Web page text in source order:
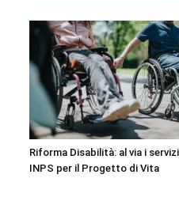
Riforma Disabilità: al via i servizi
INPS per il Progetto di Vita